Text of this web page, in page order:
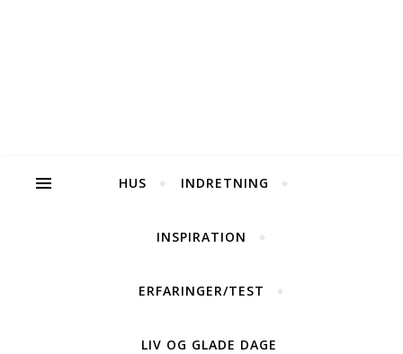
HUS INDRETNING
INSPIRATION
ERFARINGER/TEST
LIV OG GLADE DAGE